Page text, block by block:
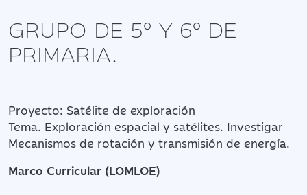
GRUPO DE 5º Y 6º DE
PRIMARIA.
Proyecto: Satélite de exploración
Tema. Exploración espacial y satélites. Investigar
Mecanismos de rotación y transmisión de energía.
Marco Curricular (LOMLOE)